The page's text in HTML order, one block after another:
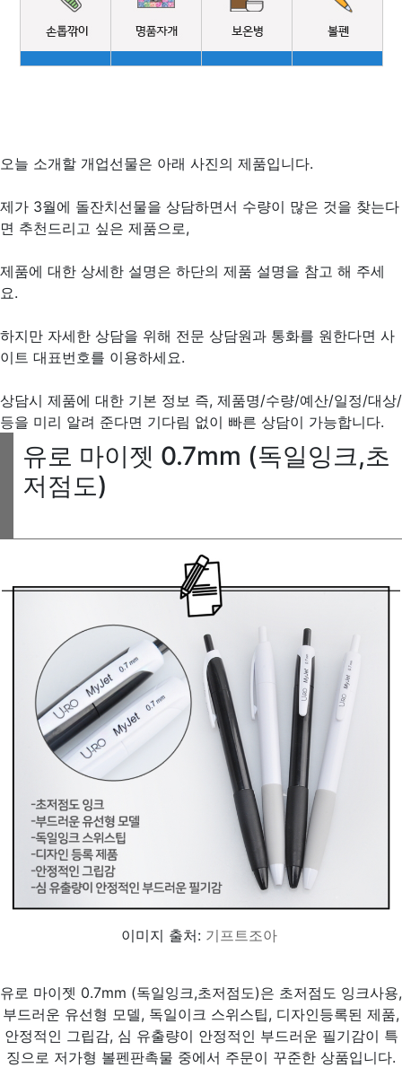
오늘 소개할 개업선물은 아래 사진의 제품입니다.
제가 3월에 돌잔치선물을 상담하면서 수량이 많은 것을 찾는다
면 추천드리고 싶은 제품으로,
제품에 대한 상세한 설명은 하단의 제품 설명을 참고 해 주세
요.
하지만 자세한 상담을 위해 전문 상담원과 통화를 원한다면 사
이트 대표번호를 이용하세요.
상담시 제품에 대한 기본 정보 즉, 제품명/수량/예산/일정/대상/
등을 미리 알려 준다면 기다림 없이 빠른 상담이 가능합니다.
유로 마이젯 0.7mm (독일잉크,초
저점도)
이미지 출처: 기프트조아
유로 마이젯 0.7mm (독일잉크,초저점도)은 초저점도 잉크사용,
부드러운 유선형 모델, 독일이크 스위스팁, 디자인등록된 제품,
안정적인 그립감, 심 유출량이 안정적인 부드러운 필기감이 특
징으로 저가형 볼펜판촉물 중에서 주문이 꾸준한 상품입니다.